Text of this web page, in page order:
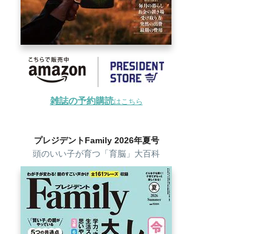
雑誌の予約購読はこちら
プレジデントFamily 2026年夏号
頭のいい子が育つ「育脳」大百科